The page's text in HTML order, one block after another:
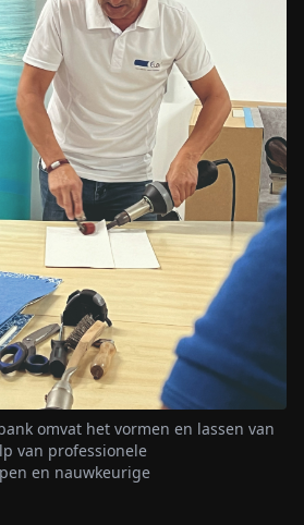
omvat het vormen en lassen van
van professionele
en nauwkeurige